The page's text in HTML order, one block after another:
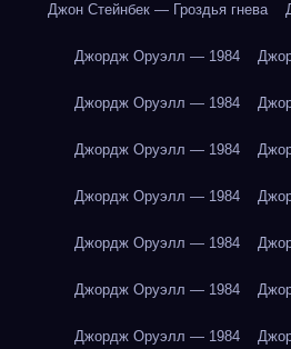
Джон Стейнбек — Гроздья гнева
Джордж Оруэлл — 1984
Джордж Оруэлл — 1984
Джордж Оруэлл — 1984
Джордж Оруэлл — 1984
Джордж Оруэлл — 1984
Джордж Оруэлл — 1984
Джордж Оруэлл — 1984